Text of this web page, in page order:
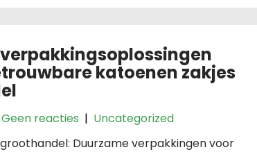
katoenen zakjes
Geen reacties | Uncategorized
Duurzame verpakkingen voor